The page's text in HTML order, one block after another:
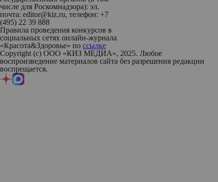
числе для Роскомнадзора): эл.
почта: editor@kiz.ru, телефон: +7
(495) 22 39 888
Правила проведения конкурсов в
социальных сетях онлайн-журнала
«Красота&Здоровье» по ссылке
Copyright (с) ООО «КИЗ МЕДИА», 2025. Любое
воспроизведение материалов сайта без разрешения редакции
воспрещается.